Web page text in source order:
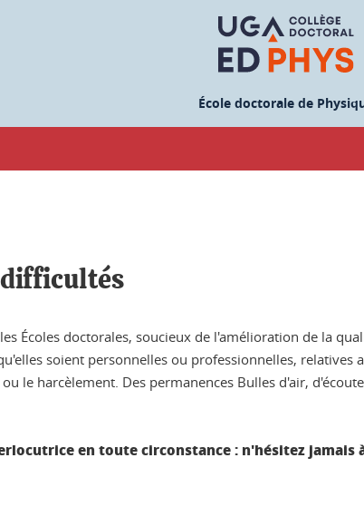
École doctorale de
difficultés
Écoles doctorales, soucieux de l'amélioration de la
soient personnelles ou professionnelles,
le harcèlement. Des permanences Bulles d'air,
en toute circonstance : n'hésitez